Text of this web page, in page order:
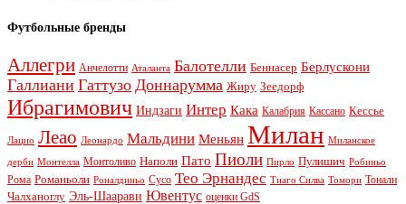
Футбольные бренды
Аллегри Анчелотти Аталанта Балотелли Беннасер Берлускони
Галлиани Гаттузо Доннарумма Жиру Зеедорф
Ибрагимович Индзаги Интер Кака Калабрия Кассано Кессье
Лацио Леао Леонардо Мальдини Меньян Милан Миланское
дерби Монтелла Монтоливо Наполи Пато Пиоли Пирло Пулишич Робиньо
Рома Романьоли Роналдиньо Сусо Тео Эрнандес Тиаго Силва Томори Тонали
Чалханоглу Эль-Шаарави Ювентус оценки GdS